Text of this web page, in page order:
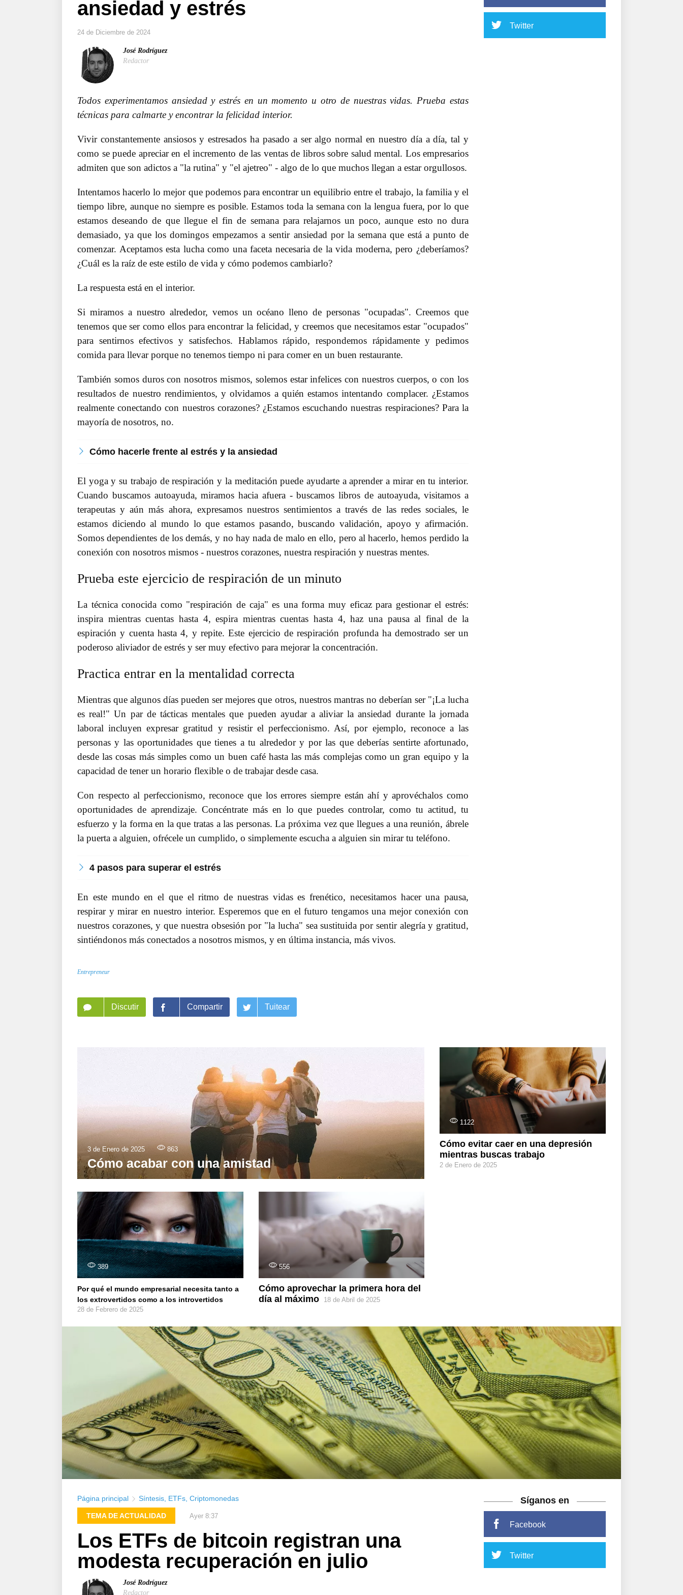
ansiedad y estrés
24 de Diciembre de 2024
José Rodríguez
Redactor
Todos experimentamos ansiedad y estrés en un momento u otro de nuestras vidas. Prueba estas
técnicas para calmarte y encontrar la felicidad interior.
Vivir constantemente ansiosos y estresados ha pasado a ser algo normal en nuestro día a día, tal y
como se puede apreciar en el incremento de las ventas de libros sobre salud mental. Los empresarios
admiten que son adictos a "la rutina" y "el ajetreo" - algo de lo que muchos llegan a estar orgullosos.
Intentamos hacerlo lo mejor que podemos para encontrar un equilibrio entre el trabajo, la familia y el
tiempo libre, aunque no siempre es posible. Estamos toda la semana con la lengua fuera, por lo que
estamos deseando de que llegue el fin de semana para relajarnos un poco, aunque esto no dura
demasiado, ya que los domingos empezamos a sentir ansiedad por la semana que está a punto de
comenzar. Aceptamos esta lucha como una faceta necesaria de la vida moderna, pero ¿deberíamos?
¿Cuál es la raíz de este estilo de vida y cómo podemos cambiarlo?
La respuesta está en el interior.
Si miramos a nuestro alrededor, vemos un océano lleno de personas "ocupadas". Creemos que
tenemos que ser como ellos para encontrar la felicidad, y creemos que necesitamos estar "ocupados"
para sentirnos efectivos y satisfechos. Hablamos rápido, respondemos rápidamente y pedimos
comida para llevar porque no tenemos tiempo ni para comer en un buen restaurante.
También somos duros con nosotros mismos, solemos estar infelices con nuestros cuerpos, o con los
resultados de nuestro rendimientos, y olvidamos a quién estamos intentando complacer. ¿Estamos
realmente conectando con nuestros corazones? ¿Estamos escuchando nuestras respiraciones? Para la
mayoría de nosotros, no.
Cómo hacerle frente al estrés y la ansiedad
El yoga y su trabajo de respiración y la meditación puede ayudarte a aprender a mirar en tu interior.
Cuando buscamos autoayuda, miramos hacia afuera - buscamos libros de autoayuda, visitamos a
terapeutas y aún más ahora, expresamos nuestros sentimientos a través de las redes sociales, le
estamos diciendo al mundo lo que estamos pasando, buscando validación, apoyo y afirmación.
Somos dependientes de los demás, y no hay nada de malo en ello, pero al hacerlo, hemos perdido la
conexión con nosotros mismos - nuestros corazones, nuestra respiración y nuestras mentes.
Prueba este ejercicio de respiración de un minuto
La técnica conocida como "respiración de caja" es una forma muy eficaz para gestionar el estrés:
inspira mientras cuentas hasta 4, espira mientras cuentas hasta 4, haz una pausa al final de la
espiración y cuenta hasta 4, y repite. Este ejercicio de respiración profunda ha demostrado ser un
poderoso aliviador de estrés y ser muy efectivo para mejorar la concentración.
Practica entrar en la mentalidad correcta
Mientras que algunos días pueden ser mejores que otros, nuestros mantras no deberían ser "¡La lucha
es real!" Un par de tácticas mentales que pueden ayudar a aliviar la ansiedad durante la jornada
laboral incluyen expresar gratitud y resistir el perfeccionismo. Así, por ejemplo, reconoce a las
personas y las oportunidades que tienes a tu alrededor y por las que deberías sentirte afortunado,
desde las cosas más simples como un buen café hasta las más complejas como un gran equipo y la
capacidad de tener un horario flexible o de trabajar desde casa.
Con respecto al perfeccionismo, reconoce que los errores siempre están ahí y aprovéchalos como
oportunidades de aprendizaje. Concéntrate más en lo que puedes controlar, como tu actitud, tu
esfuerzo y la forma en la que tratas a las personas. La próxima vez que llegues a una reunión, ábrele
la puerta a alguien, ofrécele un cumplido, o simplemente escucha a alguien sin mirar tu teléfono.
4 pasos para superar el estrés
En este mundo en el que el ritmo de nuestras vidas es frenético, necesitamos hacer una pausa,
respirar y mirar en nuestro interior. Esperemos que en el futuro tengamos una mejor conexión con
nuestros corazones, y que nuestra obsesión por "la lucha" sea sustituida por sentir alegría y gratitud,
sintiéndonos más conectados a nosotros mismos, y en última instancia, más vivos.
Entrepreneur
Discutir Compartir Tuitear
Twitter
3 de Enero de 2025 863
Cómo acabar con una amistad
1122
Cómo evitar caer en una depresión
mientras buscas trabajo
2 de Enero de 2025
389
Por qué el mundo empresarial necesita tanto a
los extrovertidos como a los introvertidos
28 de Febrero de 2025
556
Cómo aprovechar la primera hora del
día al máximo
18 de Abril de 2025
Página principal Síntesis ETFs Criptomonedas
TEMA DE ACTUALIDAD Ayer 8:37
Los ETFs de bitcoin registran una
modesta recuperación en julio
José Rodríguez
Redactor
Síganos en
Facebook
Twitter